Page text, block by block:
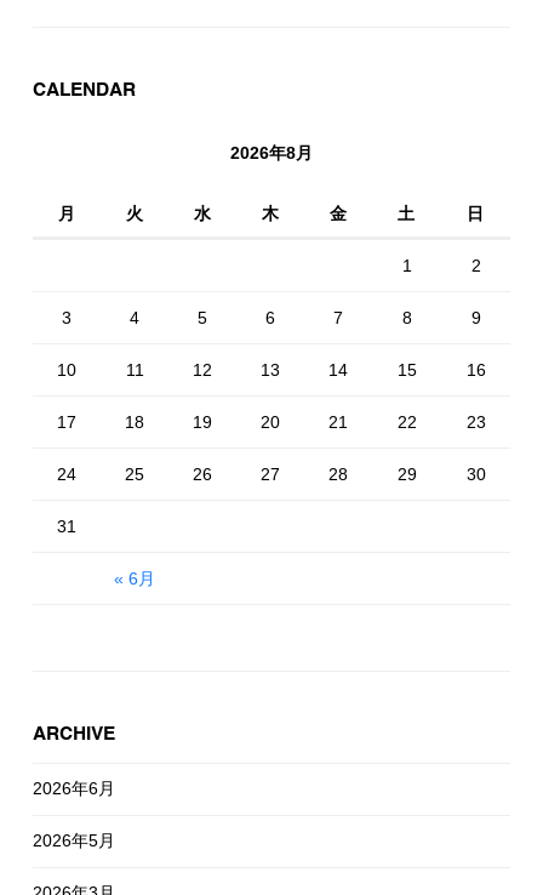
CALENDAR
2026年8月
月 火 水 木 金 土 日
« 6月
1 2
3 4 5 6 7 8 9
10 11 12 13 14 15 16
17 18 19 20 21 22 23
24 25 26 27 28 29 30
31
ARCHIVE
2026年6月
2026年5月